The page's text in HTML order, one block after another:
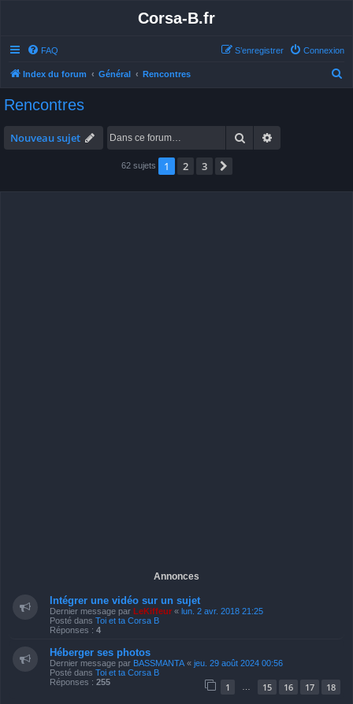
Corsa-B.fr
FAQ Connexion
S’enregistrer
Index du forum Général Rencontres
Rencontres
Nouveau sujet Rechercher
62 sujets 1 2 3
Annonces
Intégrer une vidéo sur un sujet
Dernier message par LeKiffeur « lun. 2 avr. 2018 21:25
Posté dans Toi et ta Corsa B
Réponses : 4
Héberger ses photos
Dernier message par BASSMANTA « jeu. 29 août 2024 00:56
Posté dans Toi et ta Corsa B
Réponses : 255 1 15 16 17 18